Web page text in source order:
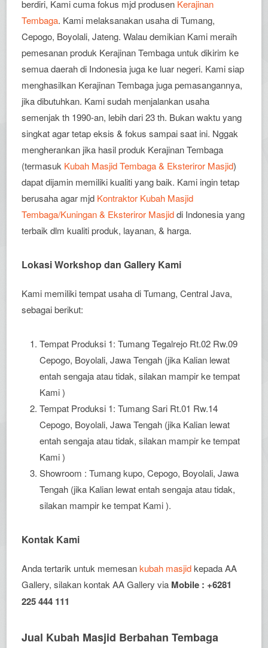
berdiri, Kami cuma fokus mjd produsen Kerajinan
Tembaga. Kami melaksanakan usaha di Tumang,
Cepogo, Boyolali, Jateng. Walau demikian Kami meraih
pemesanan produk Kerajinan Tembaga untuk dikirim ke
semua daerah di Indonesia juga ke luar negeri. Kami siap
menghasilkan Kerajinan Tembaga juga pemasangannya,
jika dibutuhkan. Kami sudah menjalankan usaha
semenjak th 1990-an, lebih dari 23 th. Bukan waktu yang
singkat agar tetap eksis & fokus sampai saat ini. Nggak
mengherankan jika hasil produk Kerajinan Tembaga
(termasuk Kubah Masjid Tembaga & Eksteriror Masjid)
dapat dijamin memiliki kualiti yang baik. Kami ingin tetap
berusaha agar mjd Kontraktor Kubah Masjid
Tembaga/Kuningan & Eksteriror Masjiddi Indonesia yang
terbaik dlm kualiti produk, layanan, & harga.
Lokasi Workshop dan Gallery Kami
Kami memiliki tempat usaha di Tumang, Central Java,
sebagai berikut:
Tempat Produksi 1: Tumang Tegalrejo Rt.02 Rw.09
Cepogo, Boyolali, Jawa Tengah (jika Kalian lewat
entah sengaja atau tidak, silakan mampir ke tempat
Kami )
Tempat Produksi 1: Tumang Sari Rt.01 Rw.14
Cepogo, Boyolali, Jawa Tengah (jika Kalian lewat
entah sengaja atau tidak, silakan mampir ke tempat
Kami )
Showroom : Tumang kupo, Cepogo, Boyolali, Jawa
Tengah (jika Kalian lewat entah sengaja atau tidak,
silakan mampir ke tempat Kami ).
Kontak Kami
Anda tertarik untuk memesankubah masjidkepada AA
Gallery, silakan kontak AA Gallery via Mobile : +6281
225 444 111
Jual Kubah Masjid Berbahan Tembaga